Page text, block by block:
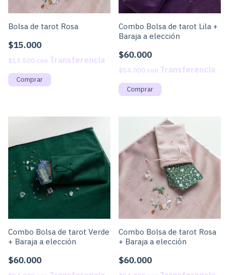
Bolsa de tarot Rosa
$15.000
$13.500 con
Combo Bolsa de tarot Lila +
Baraja a elección
$60.000
$54.000 con
Comprar
Combo Bolsa de tarot Verde
+ Baraja a elección
$60.000
Combo Bolsa de tarot Rosa
+ Baraja a elección
$60.000